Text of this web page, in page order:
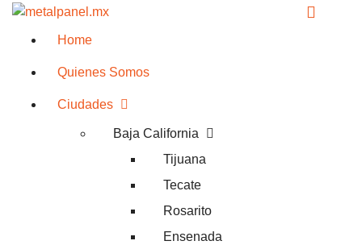
Home
Quienes Somos
Ciudades
Baja California
Tijuana
Tecate
Rosarito
Ensenada